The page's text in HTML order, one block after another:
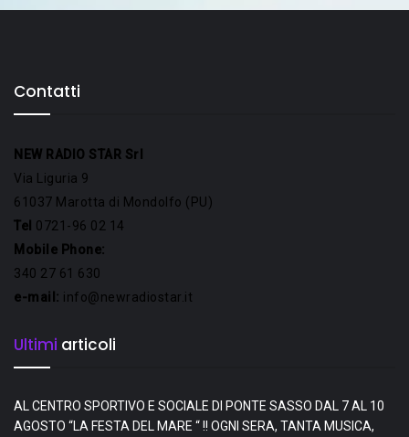
Contatti
NEW RADIO STAR Srl
Via Liguria 9
61037 Marotta di Mondolfo (PU)
Tel 0721-96 02 14
Mobile Phone:
340 27 61 630
e-mail: info@newradiostar.it
Ultimi articoli
AL CENTRO SPORTIVO E SOCIALE DI PONTE SASSO DAL 7 AL 10
AGOSTO “LA FESTA DEL MARE “ !! OGNI SERA, TANTA MUSICA,